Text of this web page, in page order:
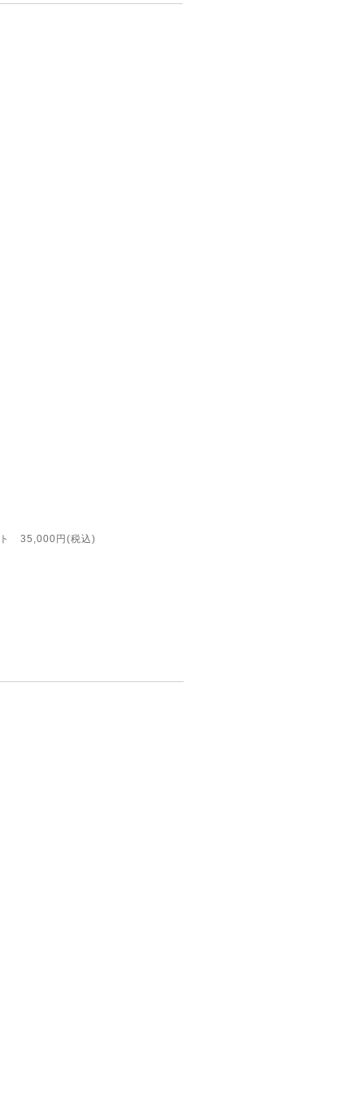
35,000円(税込)